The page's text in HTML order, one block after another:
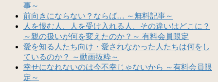
事～
前向きにならない？ならば… ～無料記事～
人を恨む人、人を受け入れる人、その違いはどこに？
～親の扱いが何を変えたのか？～ 有料会員限定
愛を知る人たち向け・愛されなかった人たちは何をし
ているのか？ ～動画抜粋～
幸せになれないのは今不幸じゃないから ～有料会員限
定～